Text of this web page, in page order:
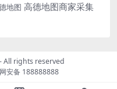
地图 高德地图商家采集
All rights reserved
安备 188888888